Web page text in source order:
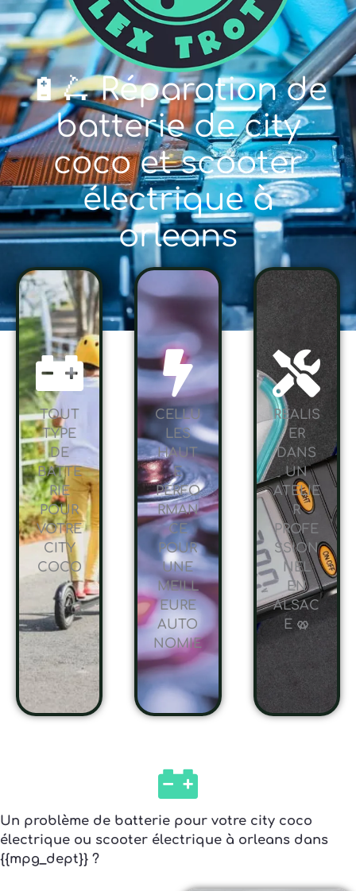
🔋🛴 Réparation de
batterie de city
coco et scooter
électrique à
orleans
TOUT
TYPE
DE
BATTE
RIE
POUR
VOTRE
CITY
COCO
CELLU
LES
HAUT
E
PERFO
RMAN
CE
POUR
UNE
MEILL
EURE
AUTO
NOMIE
RÉALIS
ER
DANS
UN
ATELIE
R
PROFE
SSION
NEL
EN
ALSAC
E 🥨
Un problème de batterie pour votre city coco
électrique ou scooter électrique à orleans dans
{{mpg_dept}} ?